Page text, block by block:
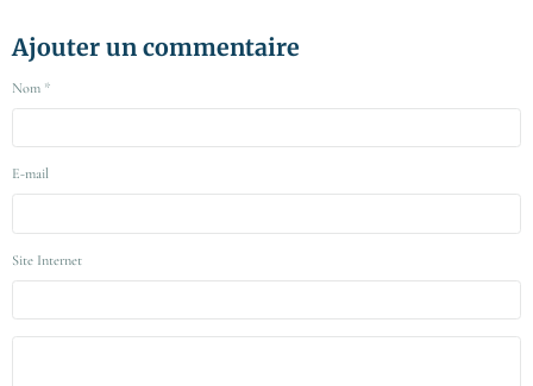
Ajouter un commentaire
Nom
E-mail
Site Internet